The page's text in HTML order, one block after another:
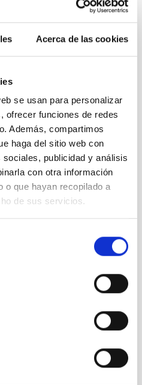
Acerca de las cookies
se usan para personalizar
ofrecer funciones de redes
Además, compartimos
haga del sitio web con
publicidad y análisis
con otra información
o que hayan recopilado a
de sus servicios.